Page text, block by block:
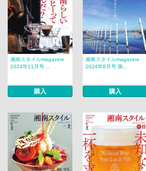
湘南スタイルmagazine
2024年11月号 ...
購入
湘南スタイルmagazine
2024年8月号 第...
購入